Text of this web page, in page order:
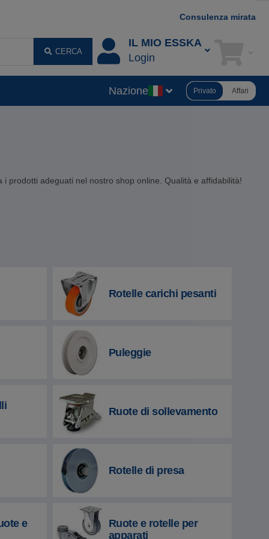
Consulenza mirata
CERCA
IL MIO ESSKA
Login
Nazione Privato Affari
prodotti adeguati nel nostro shop online. Qualità e affidabilità!
Rotelle carichi pesanti
Puleggie
Ruote di sollevamento
Rotelle di presa
e
Ruote e rotelle per
apparati